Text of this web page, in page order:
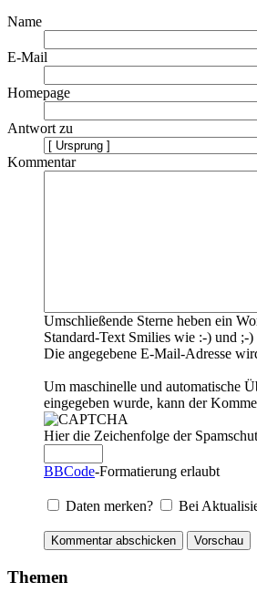
Name
E-Mail
Homepage
Antwort zu
Kommentar
Umschließende Sterne heben ein
Standard-Text Smilies wie :-) und
Die angegebene E-Mail-Adresse
Um maschinelle und automatische
eingegeben wurde, kann der
Hier die Zeichenfolge der
BBCode-Formatierung erlaubt
Daten merken? Bei
Themen